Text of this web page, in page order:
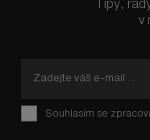
Tipy,
v
Souhlasím se